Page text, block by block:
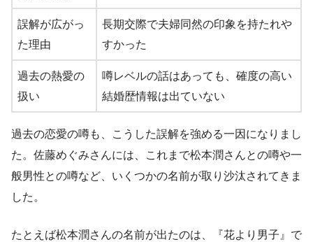
誤解が広がっ
た理由
長期交際で夫婦同然の印象を持たれや
すかった
過去の熱愛の
扱い
噂レベルの話はあっても、確度の高い
結婚歴情報は出ていない
過去の恋愛の噂も、こうした誤解を強める一因になりまし
た。佐藤めぐみさんには、これまで松本潤さんとの噂や一
般男性との噂など、いくつかの名前が取り沙汰されてきま
した。
たとえば松本潤さんの名前が出たのは、『花より男子』で